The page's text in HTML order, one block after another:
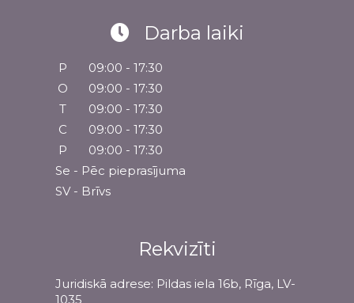
Darba laiki
P
09:00 - 17:30
O
09:00 - 17:30
T
09:00 - 17:30
C
09:00 - 17:30
P
09:00 - 17:30
Se - Pēc pieprasījuma
SV - Brīvs
Rekvizīti
Juridiskā adrese: Pildas iela 16b, Rīga, LV-
1035